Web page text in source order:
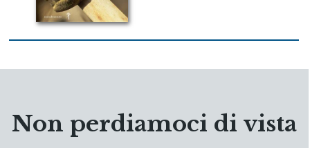
Non perdiamoci di vista